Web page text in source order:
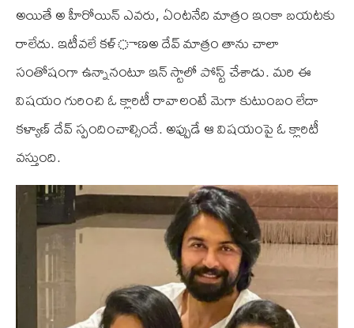
అయితే అ హీరోయిన్ ఎవరు, ఏంటనేది మాత్రం ఇంకా బయటకు
రాలేదు. ఇటీవలే కళ్ాణఅ దేవ్ మాత్రం తాను చాలా
సంతోషంగా ఉన్నానంటూ ఇన్ స్టాలో పోస్ట్ చేశాడు. మరి ఈ
విషయం గురించి ఓ క‌్లారిటీ రావాలంటే మెగా కుటుంబం లేదా
కళ్యాణ్ దేవ్ స్పందించాల్సిందే. అప్పుడే ఆ విషయంపై ఓ క్లారిటీ
వస్తుంది.